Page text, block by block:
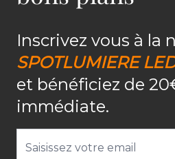
Inscrivez vous à la
SPOTLUMIERE
et bénéficiez de
immédiate.